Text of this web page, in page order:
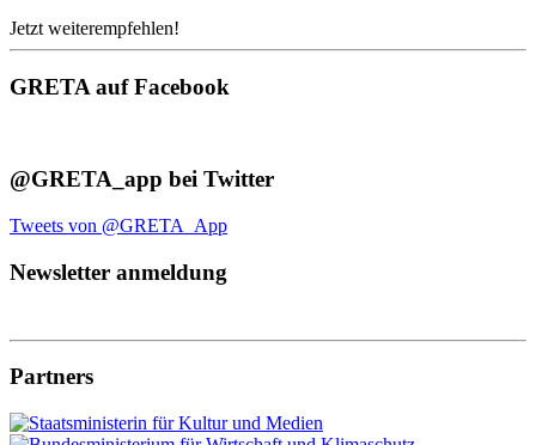
Jetzt weiterempfehlen!
GRETA auf Facebook
@GRETA_app bei Twitter
Tweets von @GRETA_App
Newsletter anmeldung
Partners